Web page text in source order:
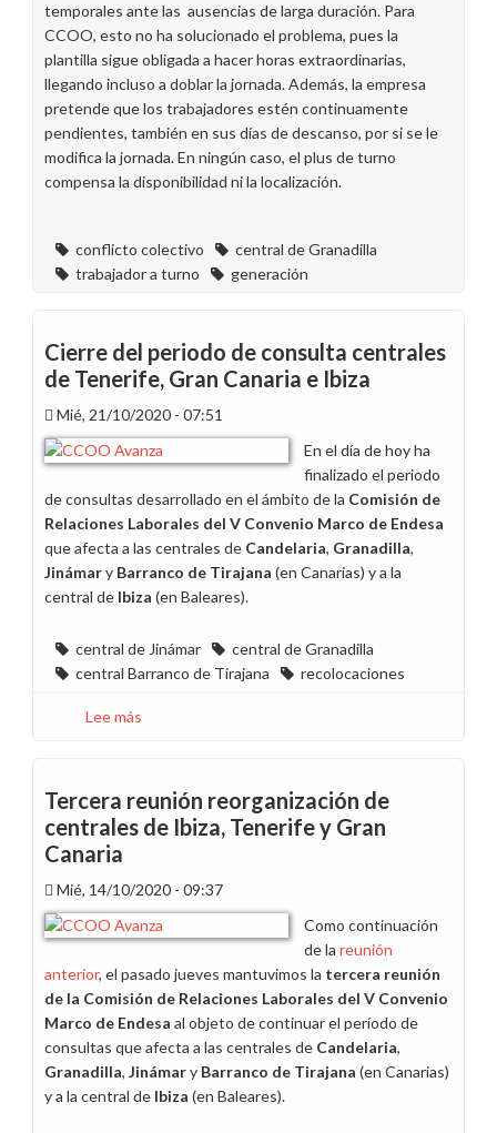
temporales ante las ausencias de larga duración. Para
CCOO, esto no ha solucionado el problema, pues la
plantilla sigue obligada a hacer horas extraordinarias,
llegando incluso a doblar la jornada. Además, la empresa
pretende que los trabajadores estén continuamente
pendientes, también en sus días de descanso, por si se le
modifica la jornada. En ningún caso, el plus de turno
compensa la disponibilidad ni la localización.
conflicto colectivo
central de Granadilla
trabajador a turno
generación
Cierre del periodo de consulta centrales
de Tenerife, Gran Canaria e Ibiza
Mié, 21/10/2020 - 07:51
En el día de hoy ha
finalizado el periodo
de consultas desarrollado en el ámbito de la Comisión de
Relaciones Laborales del V Convenio Marco de Endesa
que afecta a las centrales de Candelaria, Granadilla,
Jinámary Barranco de Tirajana (en Canarias) y a la
central de Ibiza (en Baleares).
central de Jinámar
central de Granadilla
central Barranco de Tirajana
recolocaciones
Lee más
periodo
de
consulta
de
Tenerife,
Gran
e
Ibiza
Tercera reunión reorganización de
centrales de Ibiza, Tenerife y Gran
Canaria
Mié, 14/10/2020 - 09:37
Como continuación
de la reunión
anterior, el pasado jueves mantuvimos la tercera reunión
de la Comisión de Relaciones Laborales del V Convenio
Marco de Endesa al objeto de continuar el período de
consultas que afecta a las centrales de Candelaria,
Granadilla, Jinámary Barranco de Tirajana (en Canarias)
y a la central de Ibiza (en Baleares).